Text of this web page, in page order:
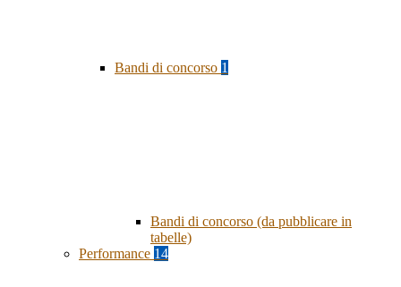
Bandi di concorso 1
Bandi di concorso (da pubblicare in
tabelle)
Performance 14